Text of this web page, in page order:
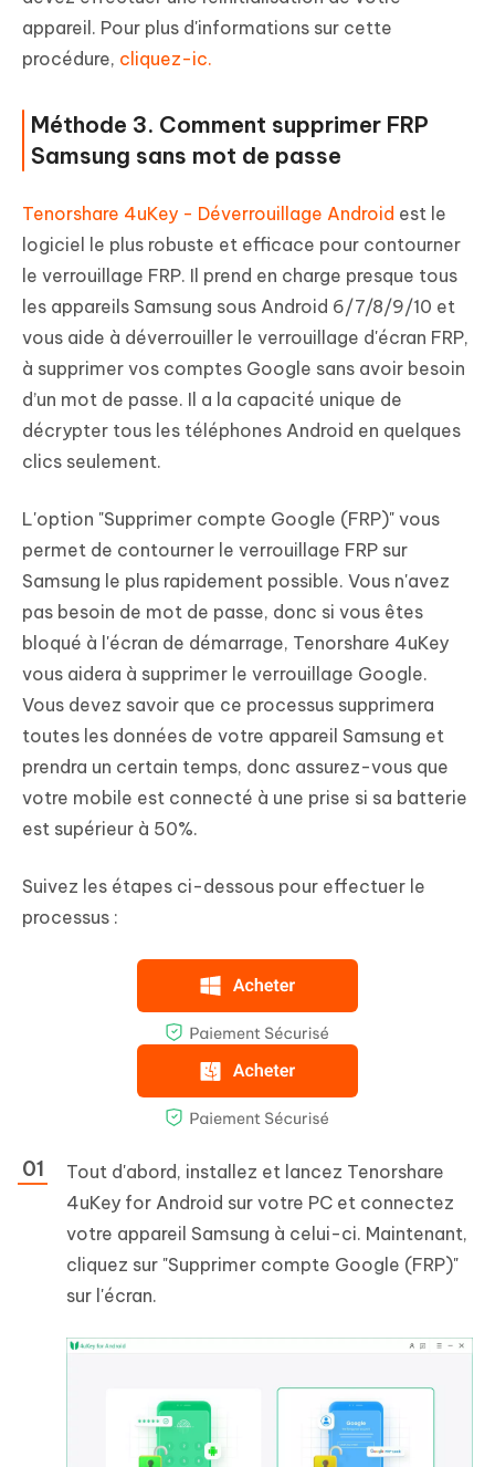
appareil. Pour plus d'informations sur cette
procédure, cliquez-ic.
Méthode 3. Comment supprimer FRP
Samsung sans mot de passe
Tenorshare 4uKey - Déverrouillage Android est le
logiciel le plus robuste et efficace pour contourner
le verrouillage FRP. Il prend en charge presque tous
les appareils Samsung sous Android 6/7/8/9/10 et
vous aide à déverrouiller le verrouillage d'écran FRP,
à supprimer vos comptes Google sans avoir besoin
d’un mot de passe. Il a la capacité unique de
décrypter tous les téléphones Android en quelques
clics seulement.
L'option "Supprimer compte Google (FRP)" vous
permet de contourner le verrouillage FRP sur
Samsung le plus rapidement possible. Vous n'avez
pas besoin de mot de passe, donc si vous êtes
bloqué à l'écran de démarrage, Tenorshare 4uKey
vous aidera à supprimer le verrouillage Google.
Vous devez savoir que ce processus supprimera
toutes les données de votre appareil Samsung et
prendra un certain temps, donc assurez-vous que
votre mobile est connecté à une prise si sa batterie
est supérieur à 50%.
Suivez les étapes ci-dessous pour effectuer le
processus :
Tout d'abord, installez et lancez Tenorshare
4uKey for Android sur votre PC et connectez
votre appareil Samsung à celui-ci. Maintenant,
cliquez sur "Supprimer compte Google (FRP)"
sur l'écran.